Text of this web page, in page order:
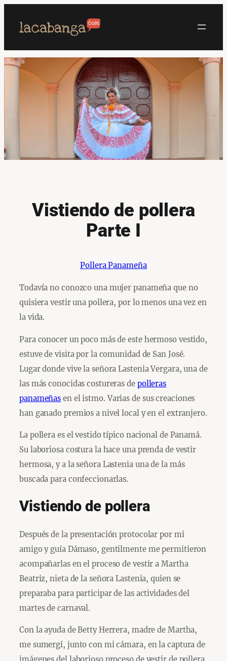
Vistiendo de pollera
Parte I
Pollera Panameña
Todavía no conozco una mujer panameña que no
quisiera vestir una pollera, por lo menos una vez en
la vida.
Para conocer un poco más de este hermoso vestido,
estuve de visita por la comunidad de San José.
Lugar donde vive la señora Lastenia Vergara, una de
las más conocidas costureras de polleras
panameñas en el istmo. Varias de sus creaciones
han ganado premios a nivel local y en el extranjero.
La pollera es el vestido típico nacional de Panamá.
Su laboriosa costura la hace una prenda de vestir
hermosa, y a la señora Lastenia una de la más
buscada para confeccionarlas.
Vistiendo de pollera
Después de la presentación protocolar por mi
amigo y guía Dámaso, gentilmente me permitieron
acompañarlas en el proceso de vestir a Martha
Beatriz, nieta de la señora Lastenia, quien se
preparaba para participar de las actividades del
martes de carnaval.
Con la ayuda de Betty Herrera, madre de Martha,
me sumergí, junto con mi cámara, en la captura de